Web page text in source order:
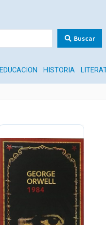
Buscar
EDUCACION HISTORIA